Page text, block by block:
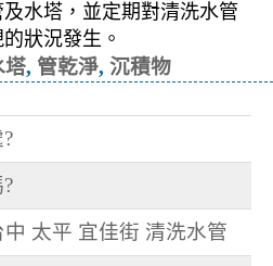
水塔，並定期對清洗水管
狀況發生。
塔, 管乾淨, 沉積物
太平 宜佳街 清洗水管